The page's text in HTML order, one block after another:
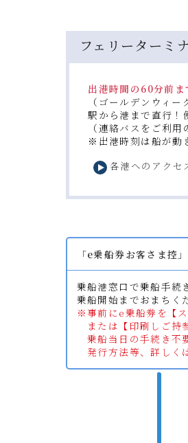
フェリーターミ
出港時間の60分前ま
（ゴールデンウィ
駅から港まで直行！
（連絡バスをご利
※出港時刻は船が動
各港へのアクセ
「e乗船券お客さま控
乗船港窓口で乗船手続
乗船開始までおまちく
※事前にe乗船券を【
または【印刷しご持
乗船当日の手続き不
発行方法等、詳しく